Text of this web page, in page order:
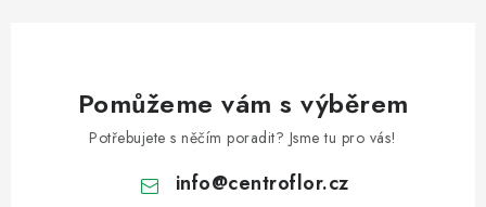
Pomůžeme vám s výběrem
Potřebujete s něčím poradit? Jsme tu pro vás!
info@centroflor.cz